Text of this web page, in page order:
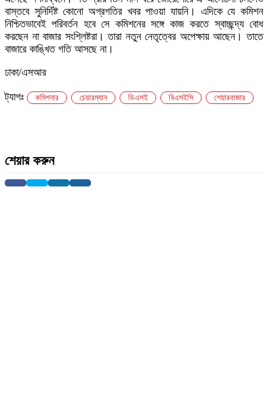
বাস্তবে সুনির্দিষ্ট কোনো অগ্রগতির খবর পাওয়া যায়নি। এদিকে যে কমিশন
নিশ্চিতভাবেই পরিবর্তন হবে সে কমিশনের সঙ্গে কাজ করতে স্বাচ্ছন্দ্য বোধ
করছেন না বাজার সংশ্লিষ্টরা। তারা নতুন নেতৃত্বের অপেক্ষায় আছেন। তাতে
বাজারে কাঙ্খিত গতি আসছে না।
ঢাকা/এসআর
ট্যাগঃ কমিশনার চেয়ারম্যান ডিএসই বিএসইসি শেয়ারবাজার
শেয়ার করুন